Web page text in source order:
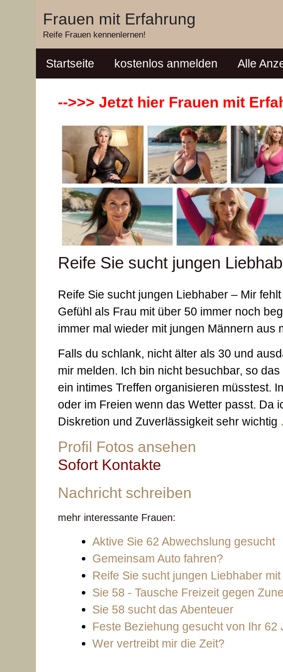
springen
Frauen mit Erfahrung
Reife Frauen kennenlernen!
Startseite kostenlos anmelden Alle
-->>> Jetzt hier Frauen mit
Reife Sie sucht jungen
Reife Sie sucht jungen Liebhaber – Mir
Gefühl als Frau mit über 50 immer noch
immer mal wieder mit jungen Männern aus
Falls du schlank, nicht älter als 30 und
mir melden. Ich bin nicht besuchbar, so
ein intimes Treffen organisieren müsstest.
oder im Freien wenn das Wetter passt. Da
Diskretion und Zuverlässigkeit sehr wichtig
Profil Fotos ansehen
Sofort Kontakte
Nachricht schreiben
mehr interessante Frauen:
Aktive Sie 62 Abwechslung gesucht
Gemeinsam Auto fahren?
Reife Sie sucht jungen Liebhaber
Sie 58 - Tausche Freizeit gegen
Sie 58 sucht das Abenteuer
Feste Beziehung gesucht von Ihr 62
Wer vertreibt mir die Zeit?